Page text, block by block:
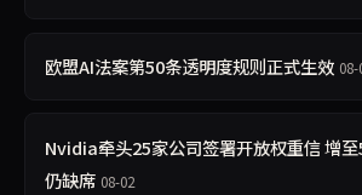
欧盟AI法案第50条透明度规则正式生效 08-
Nvidia牵头25家公司签署开放权重信 增
仍缺席 08-02